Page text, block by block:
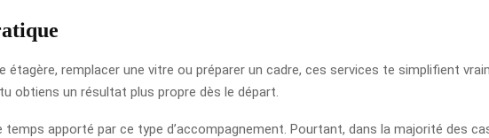
remplacer une vitre ou préparer un cadre, ces services te simplifient
obtiens un résultat plus propre dès le départ.
apporté par ce type d’accompagnement. Pourtant, dans la majorité des